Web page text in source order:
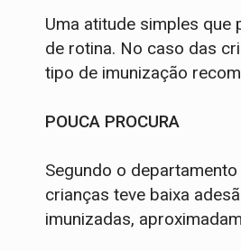
Uma atitude simples que
de rotina. No caso das
tipo de imunização
POUCA PROCURA
Segundo o
crianças teve baixa
imunizadas,